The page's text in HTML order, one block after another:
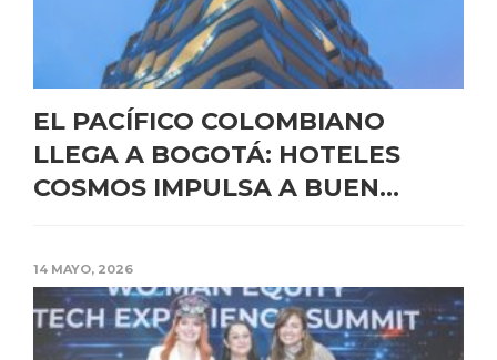
EL PACÍFICO COLOMBIANO
LLEGA A BOGOTÁ: HOTELES
COSMOS IMPULSA A BUEN...
14 MAYO, 2026